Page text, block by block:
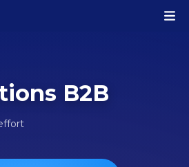
B2B